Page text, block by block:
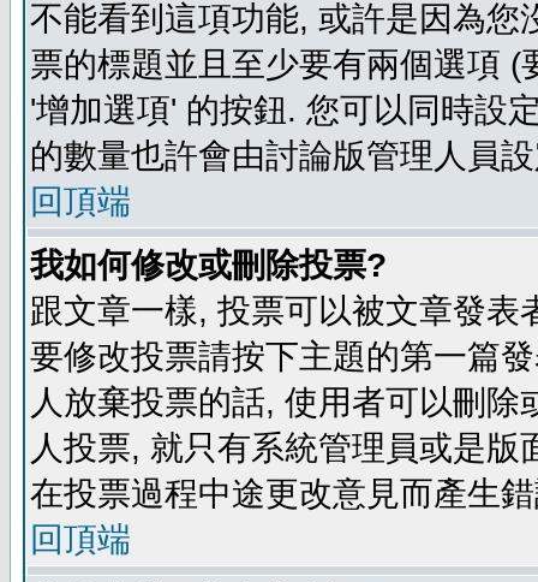
不能看到這項功能, 或許是因為
票的標題並且至少要有兩個選項
'增加選項' 的按鈕. 您可以同時設
的數量也許會由討論版管理人員
回頂端
我如何修改或刪除投票?
跟文章一樣, 投票可以被文章發
要修改投票請按下主題的第一篇
人放棄投票的話, 使用者可以刪
人投票, 就只有系統管理員或是
在投票過程中途更改意見而產生
回頂端